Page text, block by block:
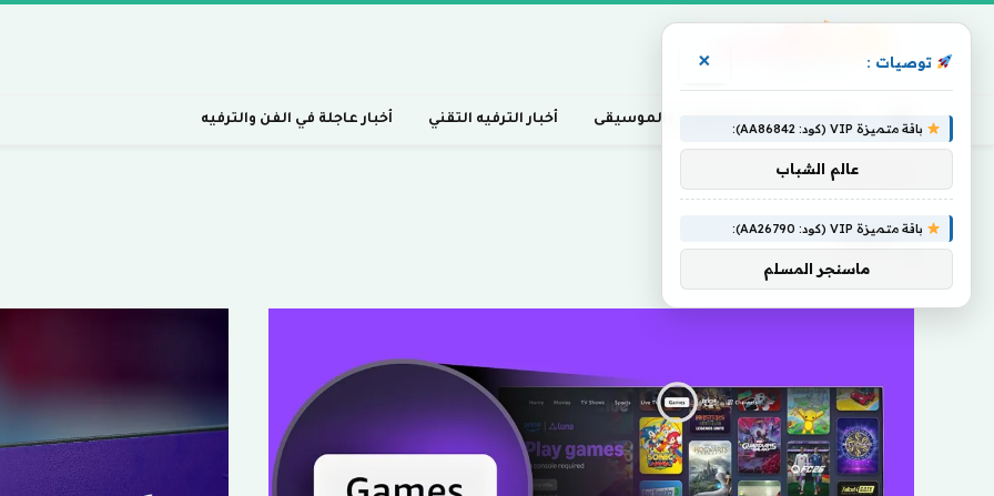
أخبار السينما، التلفزيون، والموسيقى أخبار الترفيه التقني أخبار عاجلة في الفن والترفيه
ألعاب
ألعاب
توصيات : ×
باقة متميزة VIP (كود: AA86842):
عالم الشباب
باقة متميزة VIP (كود: AA26790):
ماسنجر المسلم